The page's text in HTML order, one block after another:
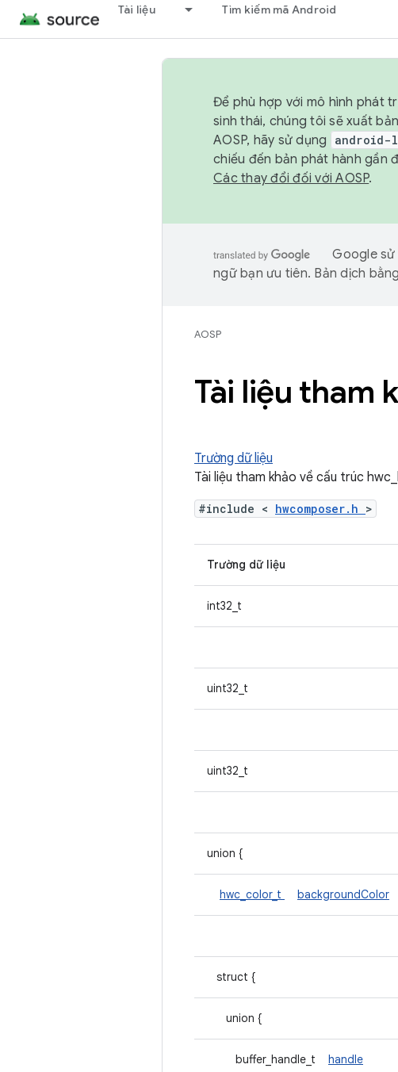
Tài liệu Tìm kiếm mã Android
Để phù hợp với mô hình phát
sinh thái, chúng tôi sẽ xuất
AOSP, hãy sử dụng
android-
chiếu đến bản phát hành gần
Các thay đổi đối với AOSP.
Google
ngữ bạn ưu tiên. Bản dịch
AOSP
Tài liệu tham
Trường dữ liệu
Tài liệu tham khảo về cấu trúc
#include < hwcomposer.h >
Trường dữ liệu
int32_t
uint32_t
uint32_t
union {
hwc_color_t backgroundColor
struct {
union {
buffer_handle_t handle